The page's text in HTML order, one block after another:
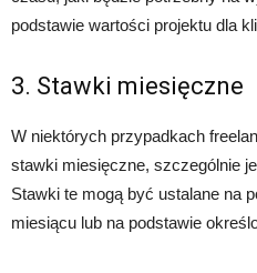
podstawie wartości projektu dla
3. Stawki miesięczne
W niektórych przypadkach
stawki miesięczne, szczególnie
Stawki te mogą być ustalane na
miesiącu lub na podstawie